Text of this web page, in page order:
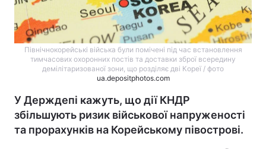
Північнокорейські війська були помічені під час встановлення
тимчасових охоронних постів та доставки зброї всередину
демілітаризованої зони, що розділяє дві Кореї / фото
ua.depositphotos.com
У Держдепі кажуть, що дії КНДР
збільшують ризик військової напруженості
та прорахунків на Корейському півострові.